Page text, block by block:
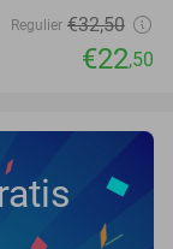
Regulier €32,50
€22,50